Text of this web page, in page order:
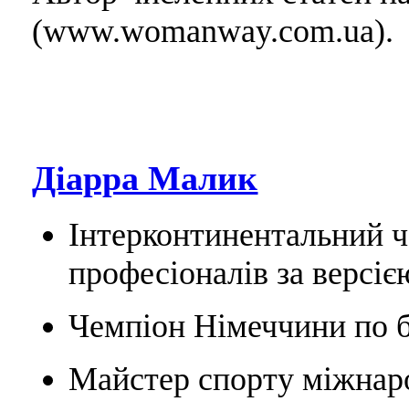
(www.womanway.com.ua).
Діарра Малик
Інтерконтинентальний
професіоналів за
Чемпіон Німеччини по
Майстер спорту